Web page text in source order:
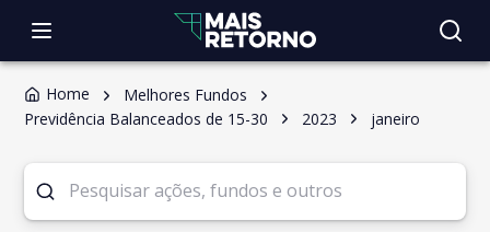
Home
Melhores Fundos
Previdência Balanceados de 15-30
2023 janeiro